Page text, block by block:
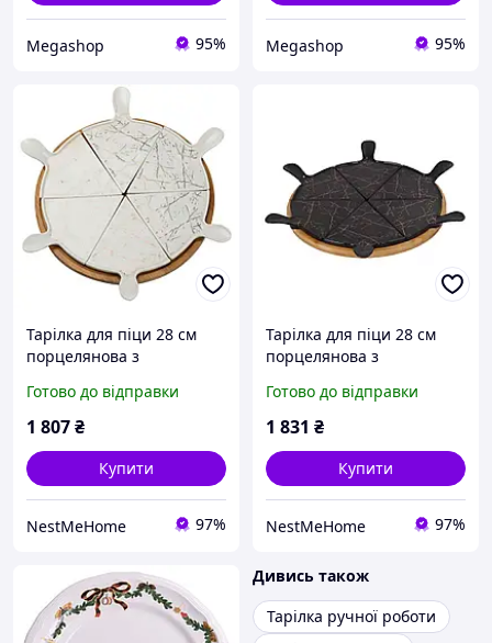
Megashop 95% Megashop 95%
Тарілка для піци 28 см
порцелянова з
що обертається, секційна
HP1213
Готово до відправки
1 807₴
Купити
NestMeHome 97%
Тарілка для піци 28 см
порцелянова з
що обертається, секційна
чорна HP1247
Готово до відправки
1 831 ₴
Купити
NestMeHome 97%
Дивись також
Тарілка ручної роботи